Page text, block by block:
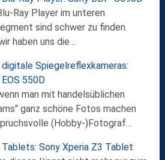
Ray Player im unteren
sind schwer zu finden.
haben uns die…
Spiegelreflexkameras:
550D
man mit handelsüblichen
ganz schöne Fotos machen
(Hobby-)Fotograf…
Sony Xperia Z3 Tablet